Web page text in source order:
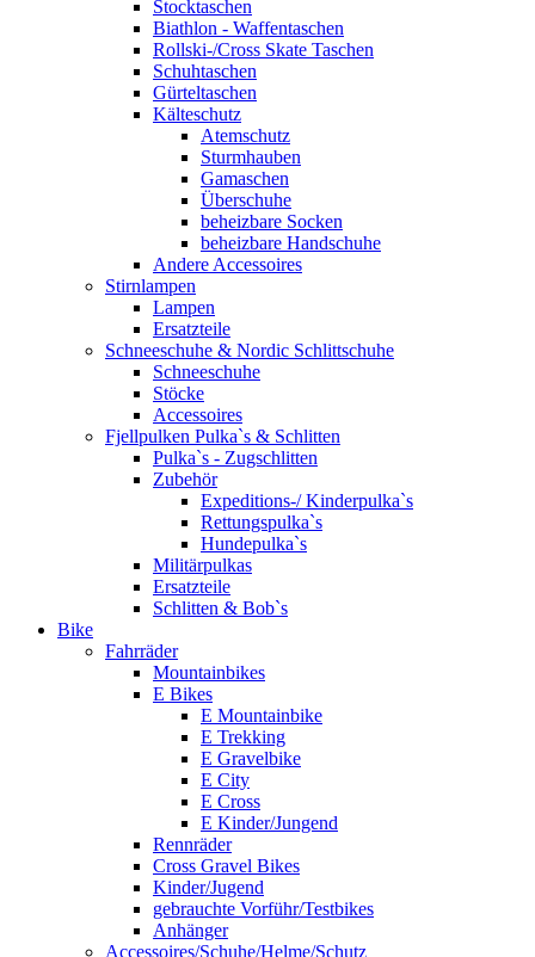
Stocktaschen
Biathlon - Waffentaschen
Rollski-/Cross Skate Taschen
Schuhtaschen
Gürteltaschen
Kälteschutz
Atemschutz
Sturmhauben
Gamaschen
Überschuhe
beheizbare Socken
beheizbare Handschuhe
Andere Accessoires
Stirnlampen
Lampen
Ersatzteile
Schneeschuhe & Nordic Schlittschuhe
Schneeschuhe
Stöcke
Accessoires
Fjellpulken Pulka`s & Schlitten
Pulka`s - Zugschlitten
Zubehör
Expeditions-/ Kinderpulka`s
Rettungspulka`s
Hundepulka`s
Militärpulkas
Ersatzteile
Schlitten & Bob`s
Bike
Fahrräder
Mountainbikes
E Bikes
E Mountainbike
E Trekking
E Gravelbike
E City
E Cross
E Kinder/Jungend
Rennräder
Cross Gravel Bikes
Kinder/Jugend
gebrauchte Vorführ/Testbikes
Anhänger
Accessoires/Schuhe/Helme/Schutz